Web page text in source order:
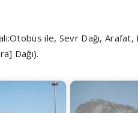
ile, Sevr Dağı,
Dağı).